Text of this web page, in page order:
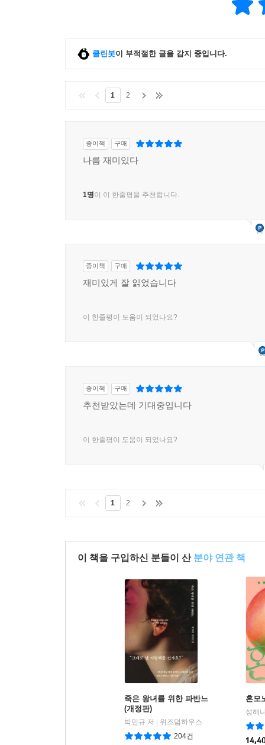
클린봇이 부적절한 글을 감지 중입니다.
1 2
종이책 구매
나름 재미있다
1명이 이 한줄평을 추천합니다.
종이책 구매
재미있게 잘 읽었습니다
이 한줄평이 도움이 되었나요?
종이책 구매
추천받았는데 기대중입니다
이 한줄평이 도움이 되었나요?
1 2
이 책을 구입하신 분들이 산 분야 연관 책
죽은 왕녀를 위한 파반느
(개정판)
박민규 저 | 위즈덤하우스
204건
혼모
성해